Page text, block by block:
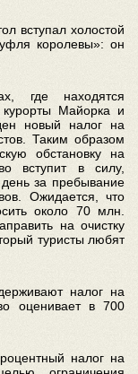
вступал холостой
королевы»: он
где находятся
курорты Майорка и
новый налог на
Таким образом
обстановку на
вступит в силу,
за пребывание
Ожидается, что
около 70 млн.
на очистку
туристы любят
налог на
оценивает в 700
налог на